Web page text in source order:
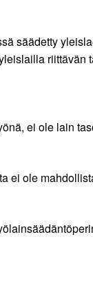
säädetty
ei ole lain
ei ole